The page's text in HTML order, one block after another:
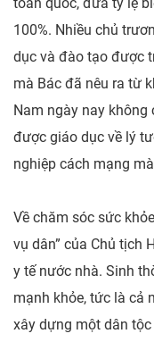
toàn quốc, đưa tỷ lệ
100%. Nhiều chủ
dục và đào tạo được
mà Bác đã nêu ra từ
Nam ngày nay
được giáo dục về lý
nghiệp cách mạng
Về chăm sóc sức
vụ dân” của Chủ tịch
y tế nước nhà. Sinh
mạnh khỏe, tức là cả
xây dựng một dân